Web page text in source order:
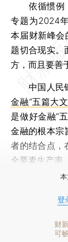
依循惯例，
专题为2024
本届财新峰会
题切合现实。
方，而且要善
中国人民银
金融“五篇大
是做好金融“
金融的根本宗
者的结合点，
全要素生产率。
登
财
可